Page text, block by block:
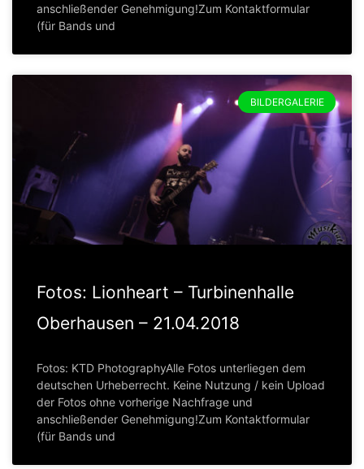
anschließender Genehmigung!Zum Kontaktformular
(für Bands und
BILDERGALERIE
Fotos: Lionheart – Turbinenhalle
Oberhausen – 21.04.2018
Fotos: KTD PhotographyAlle Fotos unterliegen dem
deutschen Urheberrecht. Keine Nutzung / kein Upload
der Fotos ohne vorherige Nachfrage und
anschließender Genehmigung!Zum Kontaktformular
(für Bands und